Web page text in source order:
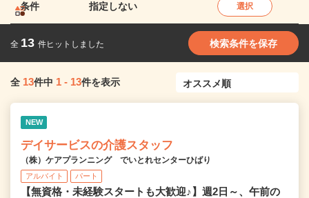
条件 指定しない 選択
全 13 件ヒットしました 検索条件を保存
全 13件中 1 - 13件を表示
NEW
デイサービスの介護スタッフ
（株）ケアプランニング でいとれセンターひばり
アルバイト パート
【無資格・未経験スタートも大歓迎♪】週2日～、午前の